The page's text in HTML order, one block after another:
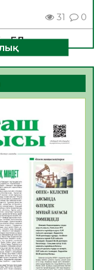
31 0
ЕЛ
30 0
иммундау
33
30
31